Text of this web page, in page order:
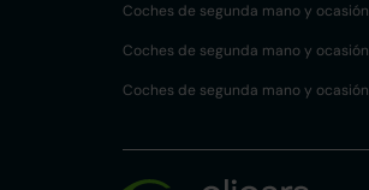
Coches de segunda mano y ocasión
Coches de segunda mano y ocasión
Coches de segunda mano y ocasión